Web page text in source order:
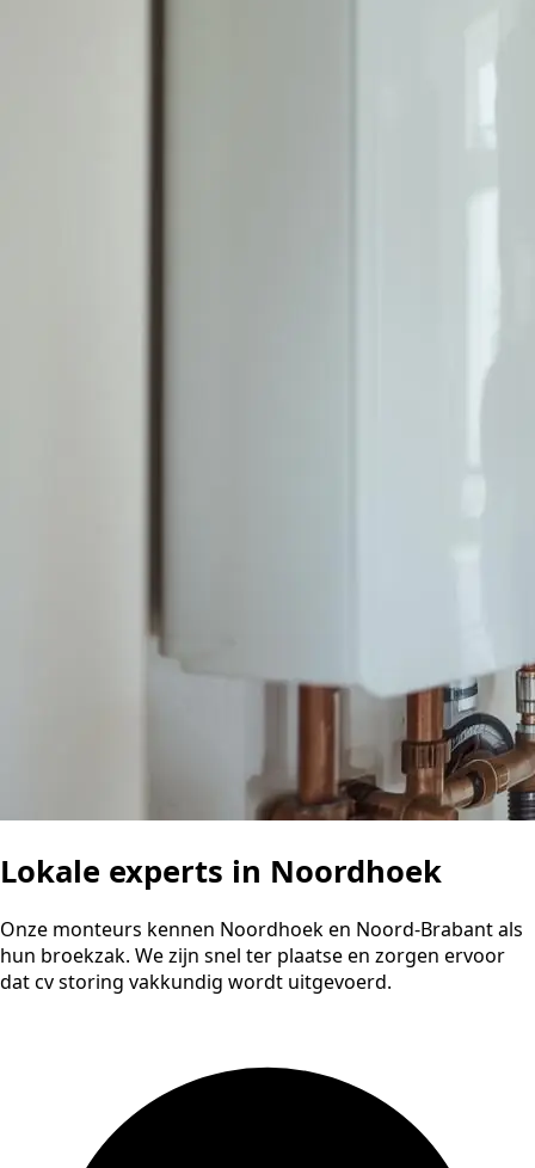
Lokale experts in Noordhoek
Onze monteurs kennen Noordhoek en Noord-Brabant als
hun broekzak. We zijn snel ter plaatse en zorgen ervoor
dat cv storing vakkundig wordt uitgevoerd.